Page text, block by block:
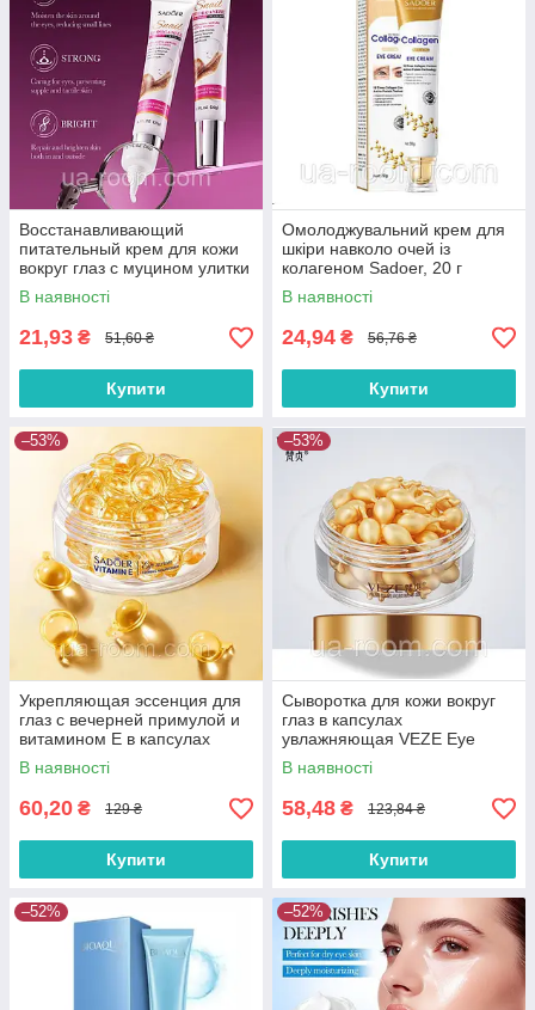
Восстанавливающий
питательный крем для кожи
вокруг глаз с муцином улитки
Sadoer,20г.
В наявності
21,93 ₴ 51,60 ₴
Купити
Омолоджувальний крем для
шкіри навколо очей із
колагеном Sadoer, 20 г
В наявності
24,94 ₴ 56,76 ₴
Купити
–53%
Укрепляющая эссенция для
глаз с вечерней примулой и
витамином Е в капсулах
SADOER, 0,25г*30шт.
В наявності
60,20 ₴ 129 ₴
Купити
–53%
Сыворотка для кожи вокруг
глаз в капсулах
увлажняющая VEZE Eye
Essence, 30 шт.
В наявності
58,48 ₴ 123,84 ₴
Купити
–52% –52%